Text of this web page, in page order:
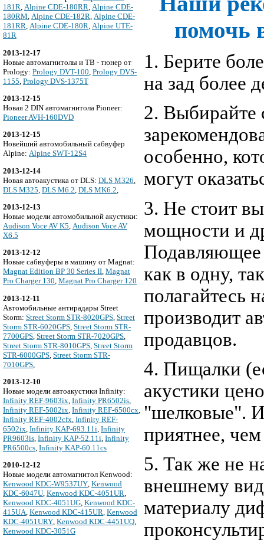
181R, Alpine CDE-180RR, Alpine CDE-
180RM, Alpine CDE-182R, Alpine CDE-
181RR, Alpine CDE-180R, Alpine UTE-
81R
2013-12-17
Новые автомагнитолы и ТВ - тюнер от
Prology: Prology DVT-100 Prology DVS-
1155 Prology DVS-1375T
2013-12-15
Новая 2 DIN автомагнитола Pioneer:
Pioneer AVH-160DVD
2013-12-15
Новейший автомобильный сабвуфер
Alpine: Alpine SWT-12S4
2013-12-14
Новая автоакустика от DLS: DLS M326
DLS M325 DLS M6.2 DLS MK6.2
2013-12-13
Новые модели автомобильной акустики:
Audison Voce AV K5, Audison Voce AV
X6.5
2013-12-12
Новые сабвуферы в машину от Magnat:
Magnat Edition BP 30 Series II, Magnat
Pro Charger 130, Magnat Pro Charger 120
2013-12-11
Автомобильные антирадары Street
Storm: Street Storm STR-8020GPS Street
Storm STR-6020GPS Street Storm STR-
7700GPS Street Storm STR-7020GPS
Street Storm STR-8010GPS Street Storm
STR-6000GPS Street Storm STR-
7010GPS
2013-12-10
Новые модели автоакустики Infinity:
Infinity REF-9603ix, Infinity PR6502is,
Infinity REF-5002ix, Infinity REF-6500cx,
Infinity REF-4002cfx, Infinity REF-
6502ix, Infinity KAP-693.11i, Infinity
PR9603is, Infinity KAP-52.11i, Infinity
PR6500cs, Infinity KAP-60.11cs
2010-12-12
Новые модели автомагнитол Kenwood:
Kenwood KDC-W9537UY, Kenwood
KDC-6047U, Kenwood KDC-4051UR,
Kenwood KDC-4051UG, Kenwood KDC-
415UA, Kenwood KDC-415UR, Kenwood
KDC-4051URY, Kenwood KDC-4451UQ,
Kenwood KDC-3051G
помочь
1. Берите
на зад более
2. Выбирайте
особенно,
могут
3. Не стоит
мощности и
Подавляющее
как в одну,
полагайтесь
производит
продавцов.
4. Пищалки
акустики
"шелковые".
приятнее,
5. Так же не
внешнему
материалу